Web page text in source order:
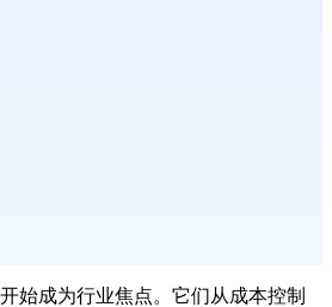
始成为行业焦点。它们从成本控制